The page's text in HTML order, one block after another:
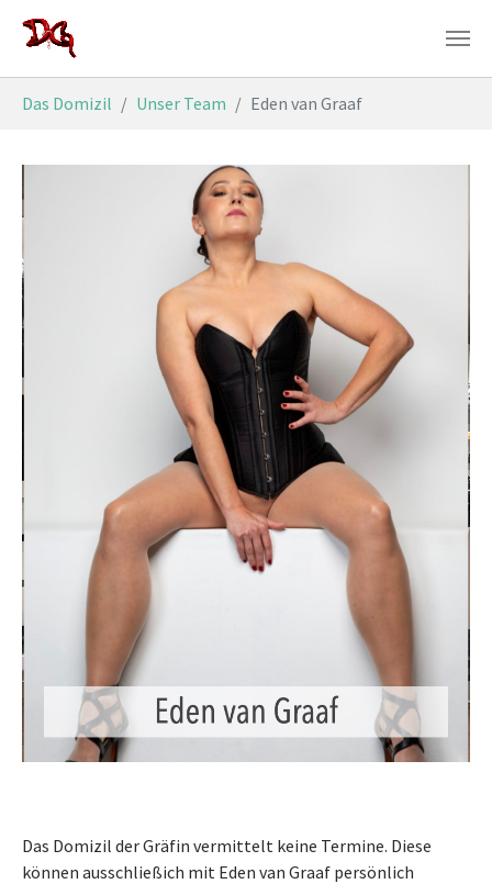
Zum Hauptinhalt springen
Das Domizil Unser Team Eden van Graaf
Das Domizil der Gräfin vermittelt keine Termine. Diese
können ausschließich mit Eden van Graaf persönlich